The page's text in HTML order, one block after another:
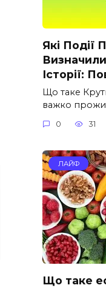
Які Події
Історії:
Що таке
важко
0 31
ЛАЙФ
Що таке